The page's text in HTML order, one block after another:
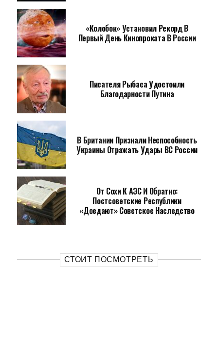
«Колобок» Установил Рекорд В
Первый День Кинопроката В России
Писателя Рыбаса Удостоили
Благодарности Путина
В Британии Признали Неспособность
Украины Отражать Удары ВС России
От Сохи К АЭС И Обратно:
Постсоветские Республики
«доедают» Советское Наследство
СТОИТ ПОСМОТРЕТЬ